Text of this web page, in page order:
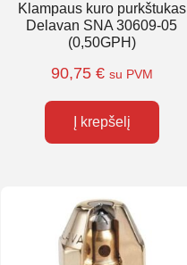
Klampaus kuro purkštukas
Delavan SNA 30609-05
(0,50GPH)
90,75 € su PVM
Į krepšelį